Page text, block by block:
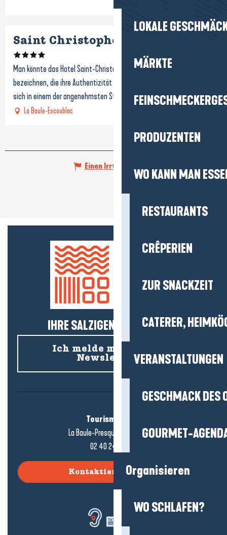
LOKALE
MÄRKTE
PRODUZENTEN
WO KANN MAN
RESTAURANTS
CRÊPERIEN
ZUR SNACKZEIT
CATERER,
VERANSTALTUNGEN
GESCHMACK DES
GOURMET-
Organisieren
WO SCHLAFEN?
Saint Christophe
Man könnte das Hotel Saint-Christophe als eine grüne Insel
bezeichnen, die ihre Authentizität aufs Schönste bewahrt hat und
sich in einem der angenehmsten Stadtteile des...
La Baule-Escoublac
Einen Irrtum angeben
IHRE SALZIGEN NEUIGKEITEN!
Ich melde mich für den
Newsletter an
Tourismusbüro
La Baule-Presqu'île de Guérande
02 40 24 34 44
Kontaktieren Sie uns